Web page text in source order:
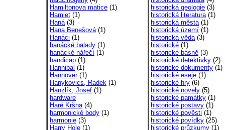
Hamiltonova matice (1)
Hamlet (1)
Haná(3)
Hana Benešová(1)
Hanáci (1)
hanácké balady (1)
hanácké nářečí (1)
handicap (1)
Hannibal (1)
Hannover(1)
Hanykovics, Radek (1)
Hanzlík, Josef (1)
hardware
Haré Kršna(4)
harmonické body (1)
harmonie (3)
Harry Hole (1)
historická geologie (3)
historická literatura(1)
historická města(1)
historická území (1)
historická věda(3)
historické (1)
historické básně (3)
historické detektivky (2)
historické dokumenty (1)
historické eseje (1)
historické hry (6)
historické novely (5)
historické památky (1)
historické postavy (1)
historické pověsti (1)
historické povídky (25)
historické průzkumy (1)